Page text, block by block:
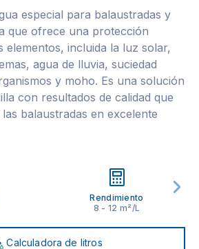
especial para balaustradas y
que ofrece una protección
elementos, incluida la luz solar,
agua de lluvia, suciedad
y moho. Es una solución
con resultados de calidad que
balaustradas en excelente
Rendimiento
8 - 12 m²/L
Calculadora de litros